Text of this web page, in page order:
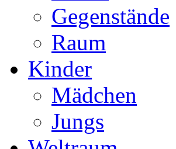
Gegenstände
Raum
Kinder
Mädchen
Jungs